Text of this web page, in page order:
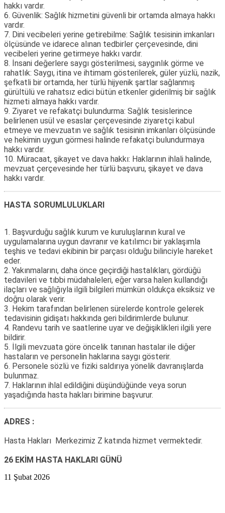
hakkı vardır.
6. Güvenlik: Sağlık hizmetini güvenli bir ortamda almaya hakkı
vardır.
7. Dini vecibeleri yerine getirebilme: Sağlık tesisinin imkanları
ölçüsünde ve idarece alınan tedbirler çerçevesinde, dini
vecibeleri yerine getirmeye hakkı vardır.
8. İnsani değerlere saygı gösterilmesi, saygınlık görme ve
rahatlık: Saygı, itina ve ihtimam gösterilerek, güler yüzlü, nazik,
şefkatli bir ortamda, her türlü hijyenik şartlar sağlanmış
gürültülü ve rahatsız edici bütün etkenler giderilmiş bir sağlık
hizmeti almaya hakkı vardır.
9. Ziyaret ve refakatçi bulundurma: Sağlık tesislerince
belirlenen usül ve esaslar çerçevesinde ziyaretçi kabul
etmeye ve mevzuatın ve sağlık tesisinin imkanları ölçüsünde
ve hekimin uygun görmesi halinde refakatçi bulundurmaya
hakkı vardır.
10. Müracaat, şikayet ve dava hakkı: Haklarının ihlali halinde,
mevzuat çerçevesinde her türlü başvuru, şikayet ve dava
hakkı vardır.
HASTA SORUMLULUKLARI
1. Başvurduğu sağlık kurum ve kuruluşlarının kural ve
uygulamalarına uygun davranır ve katılımcı bir yaklaşımla
teşhis ve tedavi ekibinin bir parçası olduğu bilinciyle hareket
eder.
2. Yakınmalarını, daha önce geçirdiği hastalıkları, gördüğü
tedavileri ve tıbbi müdahaleleri, eğer varsa halen kullandığı
ilaçları ve sağlığıyla ilgili bilgileri mümkün oldukça eksiksiz ve
doğru olarak verir.
3. Hekim tarafından belirlenen sürelerde kontrole gelerek
tedavisinin gidişatı hakkında geri bildirimlerde bulunur.
4. Randevu tarih ve saatlerine uyar ve değişiklikleri ilgili yere
bildirir.
5. İlgili mevzuata göre öncelik tanınan hastalar ile diğer
hastaların ve personelin haklarına saygı gösterir.
6. Personele sözlü ve fiziki saldırıya yönelik davranışlarda
bulunmaz.
7. Haklarının ihlal edildiğini düşündüğünde veya sorun
yaşadığında hasta hakları birimine başvurur.
ADRES :
Hasta Hakları Merkezimiz Z katında hizmet vermektedir.
26 EKİM HASTA HAKLARI GÜNÜ
11 Şubat 2026